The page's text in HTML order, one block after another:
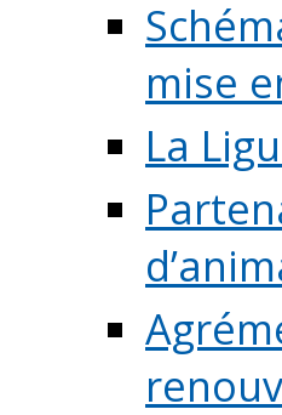
mise
La